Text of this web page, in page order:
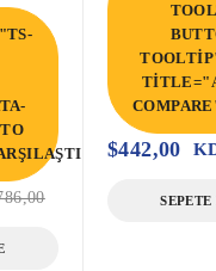
SPAN>
$442,00